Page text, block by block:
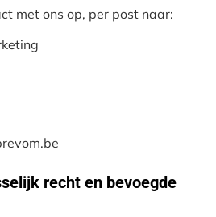
met ons op, per post naar:
recht en bevoegde